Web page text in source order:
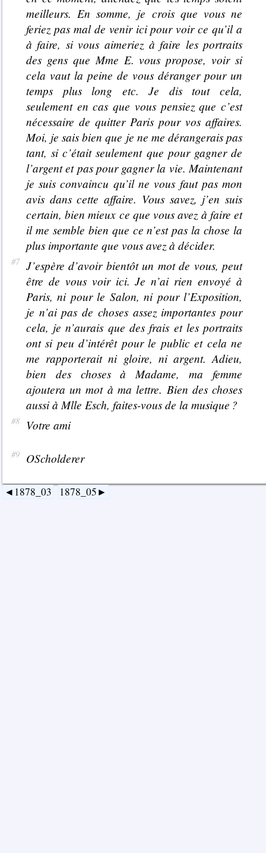
meilleurs. En somme, je crois que vous ne
feriez pas mal de venir ici pour voir ce qu’il a
à faire, si vous aimeriez à faire les portraits
des gens que Mme E. vous propose, voir si
cela vaut la peine de vous déranger pour un
temps plus long etc. Je dis tout cela,
seulement en cas que vous pensiez que c’est
nécessaire de quitter Paris pour vos affaires.
Moi, je sais bien que je ne me dérangerais pas
tant, si c’était seulement que pour gagner de
l’argent et pas pour gagner la vie. Maintenant
je suis convaincu qu’il ne vous faut pas mon
avis dans cette affaire. Vous savez, j’en suis
certain, bien mieux ce que vous avez à faire et
il me semble bien que ce n’est pas la chose la
plus importante que vous avez à décider.
J’espère d’avoir bientôt un mot de vous, peut
être de vous voir ici. Je n’ai rien envoyé à
Paris, ni pour le Salon, ni pour l’Exposition,
je n’ai pas de choses assez importantes pour
cela, je n’aurais que des frais et les portraits
ont si peu d’intérêt pour le public et cela ne
me rapporterait ni gloire, ni argent. Adieu,
bien des choses à Madame, ma femme
ajoutera un mot à ma lettre. Bien des choses
aussi à Mlle Esch, faites-vous de la musique ?
Votre ami
OScholderer
1878_03 1878_05